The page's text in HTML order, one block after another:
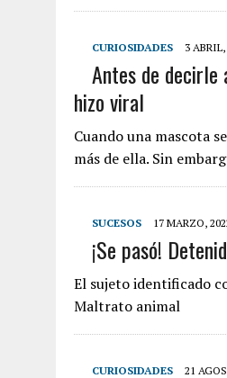
CURIOSIDADES 3 ABRIL,
Antes de
hizo viral
Cuando una mascota
más de ella. Sin
SUCESOS 17 MARZO,
¡Se pasó!
El sujeto identificado
Maltrato animal
CURIOSIDADES 21